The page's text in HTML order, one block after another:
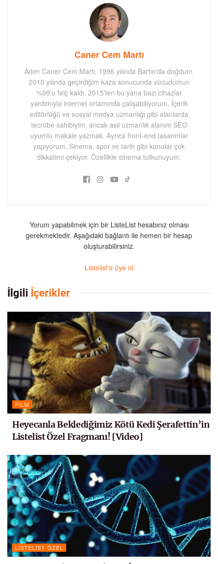
Caner Cem Martı
Adım Caner Cem Martı, 1996 yılında Bartın'da doğdum.
2010 yılında geçirdiğim kaza sonucunda vücudumun
%99'u felç kaldı. 2015'ten bu yana bazı cihazlar
yardımıyla internet ortamında çalışabiliyorum. İçerik
editörlüğü ve sosyal medya uzmanlığı gibi alanlarda
tecrübe sahibiyim, ancak asıl uzmanlık alanım SEO
uyumlu makale yazmak. Ayrıca front-end tasarımlar
yapıyorum. Sinema, spor ve tarih gibi konular çok
dikkatimi çekiyor. Özellikle sinema tutkunuyum.
Yorum yapabilmek için bir ListeList hesabınız olması
gerekmektedir. Aşağıdaki bağlantı ile hemen bir hesap
oluşturabilirsiniz.
Listelist'e üye ol
İlgili İçerikler
FILM
Heyecanla Beklediğimiz Kötü Kedi Şerafettin’in
Listelist Özel Fragmanı! [Video]
LISTELIST ÖZEL